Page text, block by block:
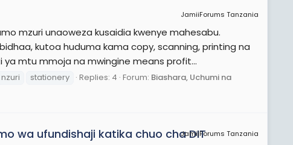
JamiiForums Tanzania
mzuri unaoweza kusaidia kwenye mahesabu.
kutoa huduma kama copy, scanning, printing na
mtu mmoja na mwingine means profit...
nzuri stationery Replies: 4 Forum: Biashara, Uchumi na
JamiiForums Tanzania
wa ufundishaji katika chuo cha DIT